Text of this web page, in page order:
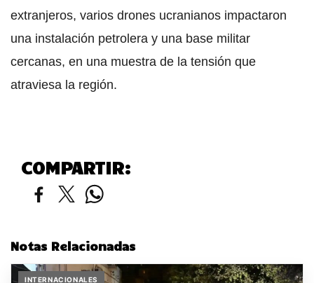
extranjeros, varios drones ucranianos impactaron
una instalación petrolera y una base militar
cercanas, en una muestra de la tensión que
atraviesa la región.
COMPARTIR:
Notas Relacionadas
INTERNACIONALES